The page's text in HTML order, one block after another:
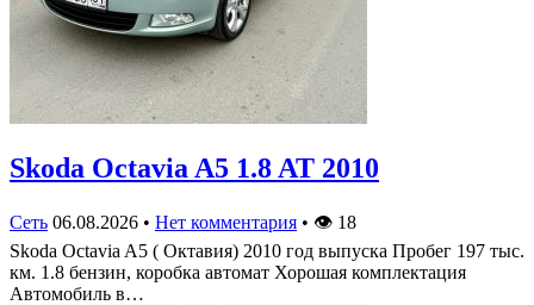
Skoda Octavia A5 1.8 AT 2010
Сеть 06.08.2026 • Нет комментария • 👁 18
Skoda Octavia A5 ( Октавия) 2010 год выпуска Пробег 197 тыс.
км. 1.8 бензин, коробка автомат Хорошая комплектация
Автомобиль в…